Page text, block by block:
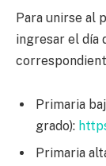
Para unirse al
ingresar el día
Primaria
grado):
Primaria